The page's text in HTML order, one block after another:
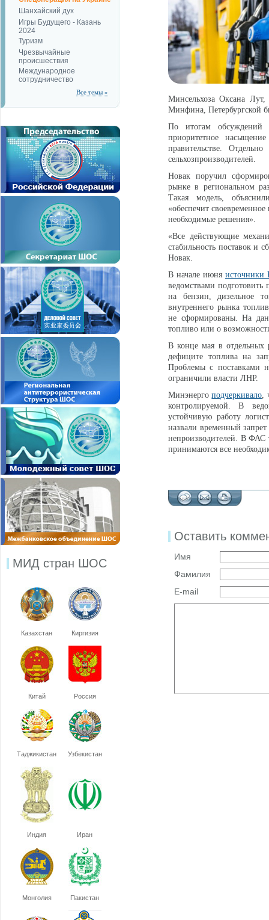
Шанхайский дух
Игры Будущего - Казань
2024
Туризм
Чрезвычайные
происшествия
Международное
сотрудничество
Все темы »
МИД стран ШОС
Казахстан Киргизия
Китай Россия
Таджикистан Узбекистан
Индия Иран
Монголия Пакистан
Минсельхоза Оксана
Минфина, Петербургской
По итогам обсуждений
приоритетное
правительстве.
сельхозпроизводителей.
Новак поручил
рынке в региональном
Такая модель,
«обеспечит
необходимые решения».
«Все действующие
стабильность поставок и
Новак.
В начале июня источники
ведомствами
на бензин, дизельное
внутреннего рынка
не сформированы. На
топливо или о
В конце мая в отдельных
дефиците топлива на
Проблемы с поставками
ограничили власти ЛНР.
Минэнергоподчеркивало,
контролируемой. В
устойчивую работу
назвали временный
непроизводителей. В ФАС
принимаются все
Оставить
Имя
Фамилия
E-mail